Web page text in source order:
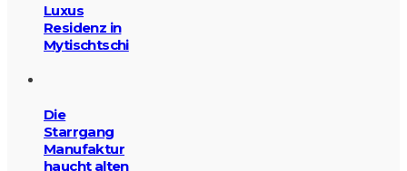
Luxus
Residenz in
Mytischtschi
Die
Starrgang
Manufaktur
haucht alten